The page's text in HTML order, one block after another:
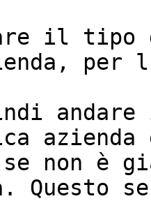
il tipo
per
andare
non è
Questo